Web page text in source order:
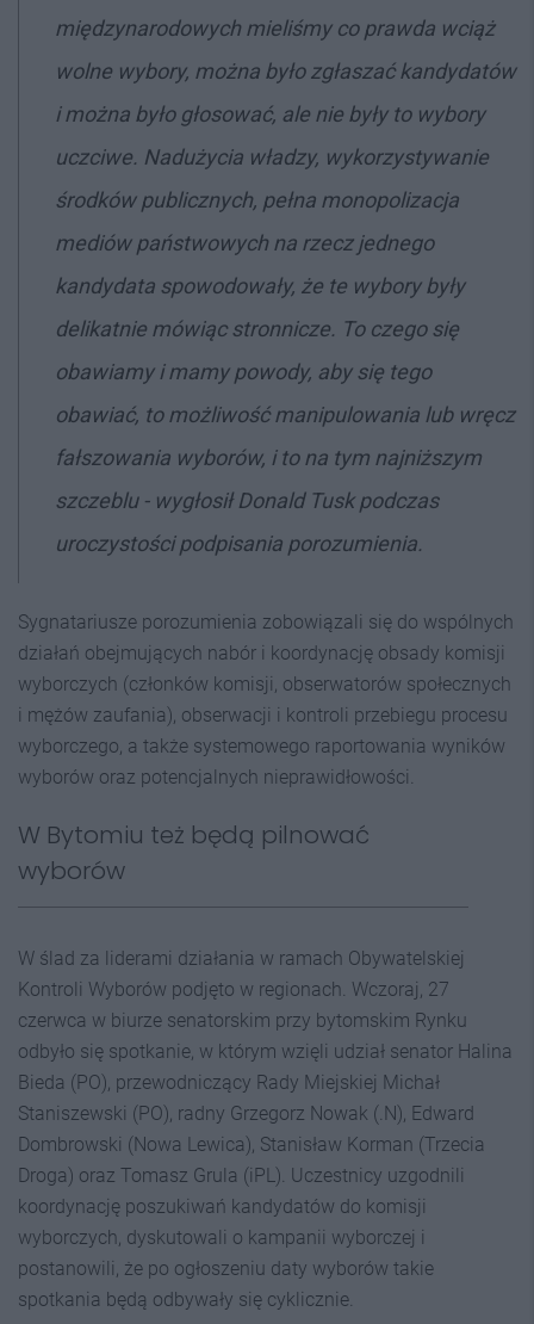
międzynarodowych mieliśmy co prawda wciąż
wolne wybory, można było zgłaszać kandydatów
i można było głosować, ale nie były to wybory
uczciwe. Nadużycia władzy, wykorzystywanie
środków publicznych, pełna monopolizacja
mediów państwowych na rzecz jednego
kandydata spowodowały, że te wybory były
delikatnie mówiąc stronnicze. To czego się
obawiamy i mamy powody, aby się tego
obawiać, to możliwość manipulowania lub wręcz
fałszowania wyborów, i to na tym najniższym
szczeblu - wygłosił Donald Tusk podczas
uroczystości podpisania porozumienia.
Sygnatariusze porozumienia zobowiązali się do wspólnych
działań obejmujących nabór i koordynację obsady komisji
wyborczych (członków komisji, obserwatorów społecznych
i mężów zaufania), obserwacji i kontroli przebiegu procesu
wyborczego, a także systemowego raportowania wyników
wyborów oraz potencjalnych nieprawidłowości.
W Bytomiu też będą pilnować
wyborów
W ślad za liderami działania w ramach Obywatelskiej
Kontroli Wyborów podjęto w regionach. Wczoraj, 27
czerwca w biurze senatorskim przy bytomskim Rynku
odbyło się spotkanie, w którym wzięli udział senator Halina
Bieda (PO), przewodniczący Rady Miejskiej Michał
Staniszewski (PO), radny Grzegorz Nowak (.N), Edward
Dombrowski (Nowa Lewica), Stanisław Korman (Trzecia
Droga) oraz Tomasz Grula (iPL). Uczestnicy uzgodnili
koordynację poszukiwań kandydatów do komisji
wyborczych, dyskutowali o kampanii wyborczej i
postanowili, że po ogłoszeniu daty wyborów takie
spotkania będą odbywały się cyklicznie.